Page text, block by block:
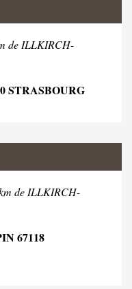
de ILLKIRCH-
STRASBOURG
de ILLKIRCH-
67118